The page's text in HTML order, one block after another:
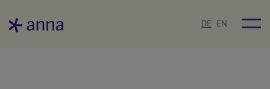
DE EN